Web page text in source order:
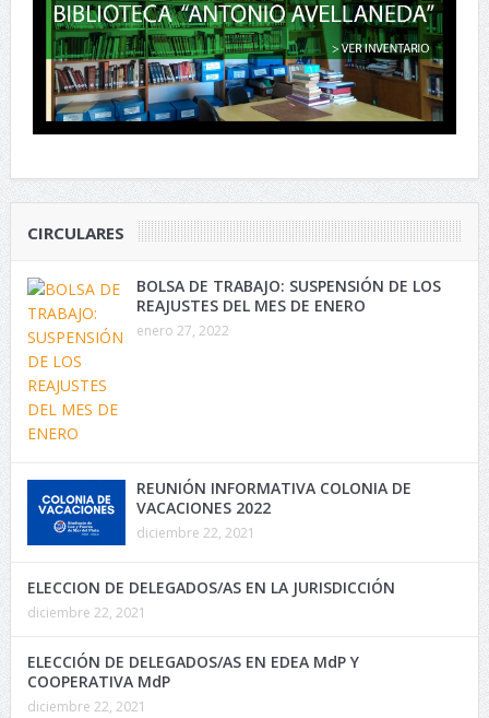
CIRCULARES
BOLSA DE TRABAJO: SUSPENSIÓN DE LOS
REAJUSTES DEL MES DE ENERO
enero 27, 2022
REUNIÓN INFORMATIVA COLONIA DE
VACACIONES 2022
diciembre 22, 2021
ELECCION DE DELEGADOS/AS EN LA JURISDICCIÓN
diciembre 22, 2021
ELECCIÓN DE DELEGADOS/AS EN EDEA MdP Y
COOPERATIVA MdP
diciembre 22, 2021